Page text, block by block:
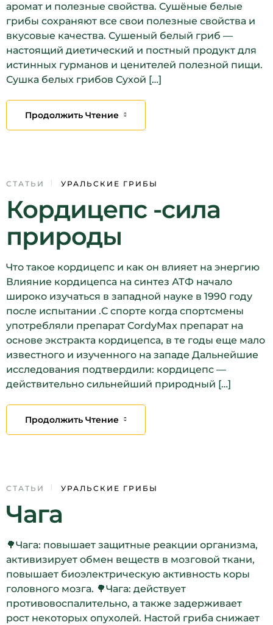
аромат и полезные свойства. Сушёные белые
грибы сохраняют все свои полезные свойства и
вкусовые качества. Сушеный белый гриб —
настоящий диетический и постный продукт для
истинных гурманов и ценителей полезной пищи.
Сушка белых грибов Сухой […]
Продолжить Чтение
28
ЯНВ
СТАТЬИ УРАЛЬСКИЕ ГРИБЫ
Кордицепс -сила
природы
Что такое кордицепс и как он влияет на энергию
Влияние кордицепса на синтез АТФ начало
широко изучаться в западной науке в 1990 году
после испытании .С спорте когда спортсмены
употребляли препарат CordyMax препарат на
основе экстракта кордицепса, в те годы еще мало
известного и изученного на западе Дальнейшие
исследования подтвердили: кордицепс —
действительно сильнейший природный […]
Продолжить Чтение
14
ДЕК
СТАТЬИ УРАЛЬСКИЕ ГРИБЫ
Чага
🌳Чага: повышает защитные реакции организма,
активизирует обмен веществ в мозговой ткани,
повышает биоэлектрическую активность коры
головного мозга. 🌳Чага: действует
противовоспалительно, а также задерживает
рост некоторых опухолей. Настой гриба снижает